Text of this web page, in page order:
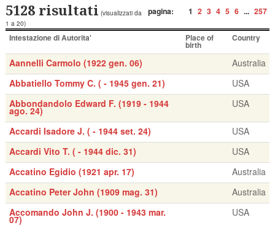
pagina: 1 2 3 4 5 6 ... 257
5128 risultati (visualizzati da
1 a 20)
Intestazione di Autorita' Place of
birth
Country
Aannelli Carmolo (1922 gen. 06)
Australia
Abbatiello Tommy C. ( - 1945 gen. 21)
USA
Abbondandolo Edward F. (1919 - 1944
ago. 24)
USA
Accardi Isadore J. ( - 1944 set. 24)
USA
Accardi Vito T. ( - 1944 dic. 31)
USA
Accatino Egidio (1921 apr. 17)
Australia
Accatino Peter John (1909 mag. 31)
Australia
Accomando John J. (1900 - 1943 mar.
07)
USA